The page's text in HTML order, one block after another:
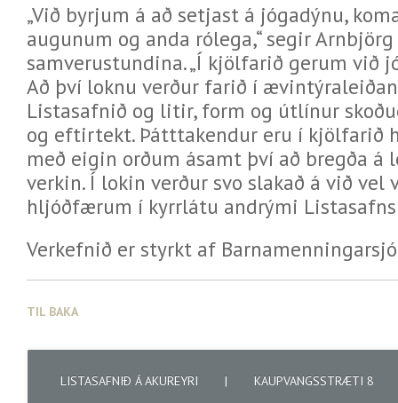
„Við byrjum á að setjast á jógadýnu,
augunum og anda rólega,“ segir
samverustundina. „Í kjölfarið gerum við
Að því loknu verður farið í
Listasafnið og litir, form og útlínur
og eftirtekt. Þátttakendur eru í kjölfarið
með eigin orðum ásamt því að bregða á
verkin. Í lokin verður svo slakað á við vel
hljóðfærum í kyrrlátu andrými
Verkefnið er styrkt af
TIL BAKA
LISTASAFNIÐ Á AKUREYRI | KAUPVANGSSTRÆTI 8